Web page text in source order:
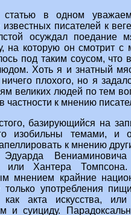
статью в одном
писателей к
осуждал поедание
на которую он смотрит с
под таким соусом, что
Хоть я и знатный
плохого, но я
великих людей по тем
частности к мнению
базирующийся на
изобильны темами, и
к мнению
Эдуарда
или Хантера
мнением крайние
только употребления
акта искусства,
и суициду.